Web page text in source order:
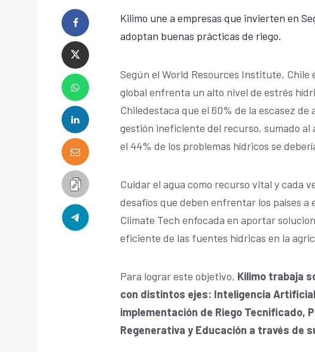
Kilimo une a empresas que invierten en
adoptan buenas prácticas de riego.
Según el World Resources Institute, Chile
global enfrenta un alto nivel de estrés
Chiledestaca que el 60% de la escasez de
gestión ineficiente del recurso, sumado
el 44% de los problemas hídricos se
Cuidar el agua como recurso vital y cada
desafíos que deben enfrentar los países a
Climate Tech enfocada en aportar
eficiente de las fuentes hídricas en la
Para lograr este objetivo, Kilimo trabaja
con distintos ejes: Inteligencia
implementación de Riego Tecnificado,
Regenerativa y Educación a través de